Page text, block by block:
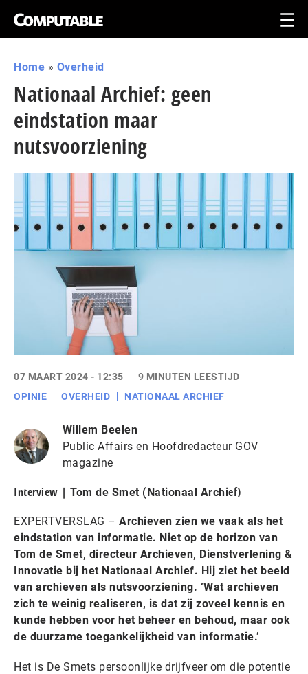
Home » Overheid
Nationaal Archief: geen
eindstation maar
nutsvoorziening
07 MAART 2024 - 12:35
9 MINUTEN LEESTIJD
OPINIE
OVERHEID NATIONAAL ARCHIEF
Willem Beelen
Public Affairs en Hoofdredacteur GOV
magazine
Interview | Tom de Smet (Nationaal Archief)
EXPERTVERSLAG – Archieven zien we vaak als het
eindstation van informatie. Niet op de horizon van
Tom de Smet, directeur Archieven, Dienstverlening &
Innovatie bij het Nationaal Archief. Hij ziet het beeld
van archieven als nutsvoorziening. ‘Wat archieven
zich te weinig realiseren, is dat zij zoveel kennis en
kunde hebben voor het beheer en behoud, maar ook
de duurzame toegankelijkheid van informatie.’
Het is De Smets persoonlijke drijfveer om die potentie